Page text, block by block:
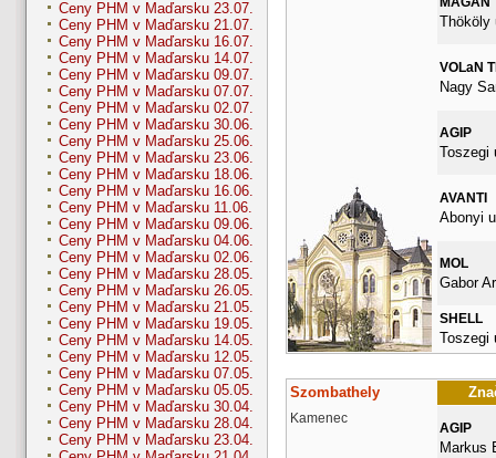
Ceny PHM v Maďarsku 23.07.
Ceny PHM v Maďarsku 21.07.
Ceny PHM v Maďarsku 16.07.
Ceny PHM v Maďarsku 14.07.
Ceny PHM v Maďarsku 09.07.
Ceny PHM v Maďarsku 07.07.
Ceny PHM v Maďarsku 02.07.
Ceny PHM v Maďarsku 30.06.
Ceny PHM v Maďarsku 25.06.
Ceny PHM v Maďarsku 23.06.
Ceny PHM v Maďarsku 18.06.
Ceny PHM v Maďarsku 16.06.
Ceny PHM v Maďarsku 11.06.
Ceny PHM v Maďarsku 09.06.
Ceny PHM v Maďarsku 04.06.
Ceny PHM v Maďarsku 02.06.
Ceny PHM v Maďarsku 28.05.
Ceny PHM v Maďarsku 26.05.
Ceny PHM v Maďarsku 21.05.
Ceny PHM v Maďarsku 19.05.
Ceny PHM v Maďarsku 14.05.
Ceny PHM v Maďarsku 12.05.
Ceny PHM v Maďarsku 07.05.
Ceny PHM v Maďarsku 05.05.
Ceny PHM v Maďarsku 30.04.
Ceny PHM v Maďarsku 28.04.
Ceny PHM v Maďarsku 23.04.
Thököly
VOLaN
Nagy
AGIP
Toszegi
AVANTI
Abonyi
MOL
Gabor
SHELL
Toszegi
Szombathely
Kamenec
AGIP
Markus